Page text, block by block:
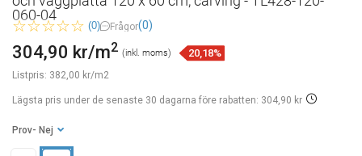
060-04
(0) Frågor(0)
Listpris: 382,00 kr/m2
304,90 kr/m2 (inkl. moms) 20,18%
Lägsta pris under de senaste 30 dagarna före rabatten: 304,90 kr
Prov - Nej